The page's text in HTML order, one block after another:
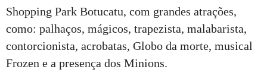
Shopping Park Botucatu, com grandes atrações,
como: palhaços, mágicos, trapezista, malabarista,
contorcionista, acrobatas, Globo da morte, musical
Frozen e a presença dos Minions.